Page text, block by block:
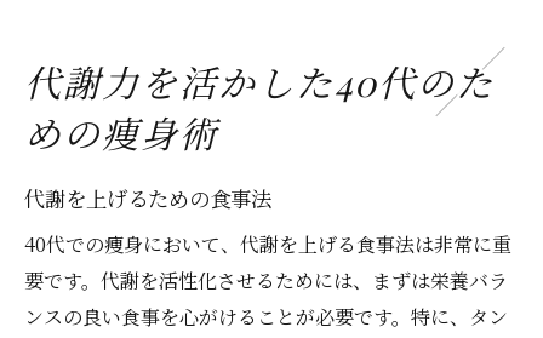
代謝力を活かした40代のた
めの痩身術
代謝を上げるための食事法
40代での痩身において、代謝を上げる食事法は非常に重
要です。代謝を活性化させるためには、まずは栄養バラ
ンスの良い食事を心がけることが必要です。特に、タン